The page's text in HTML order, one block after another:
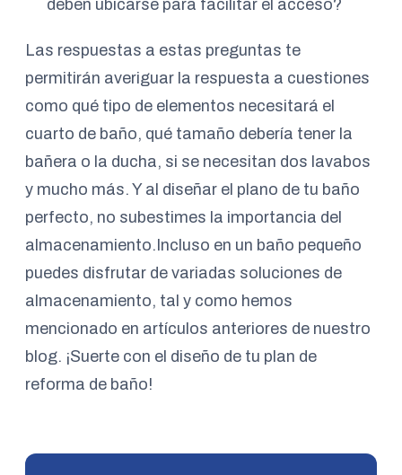
deben ubicarse para facilitar el acceso?
Las respuestas a estas preguntas te
permitirán averiguar la respuesta a cuestiones
como qué tipo de elementos necesitará el
cuarto de baño, qué tamaño debería tener la
bañera o la ducha, si se necesitan dos lavabos
y mucho más. Y al diseñar el plano de tu baño
perfecto, no subestimes la importancia del
almacenamiento.Incluso en un baño pequeño
puedes disfrutar de variadas soluciones de
almacenamiento, tal y como hemos
mencionado en artículos anteriores de nuestro
blog. ¡Suerte con el diseño de tu plan de
reforma de baño!